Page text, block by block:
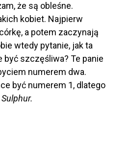
że są obleśne.
kobiet. Najpierw
a potem zaczynają
wtedy pytanie, jak ta
być szczęśliwa? Te panie
numerem dwa.
być numerem 1, dlatego
Sulphur.